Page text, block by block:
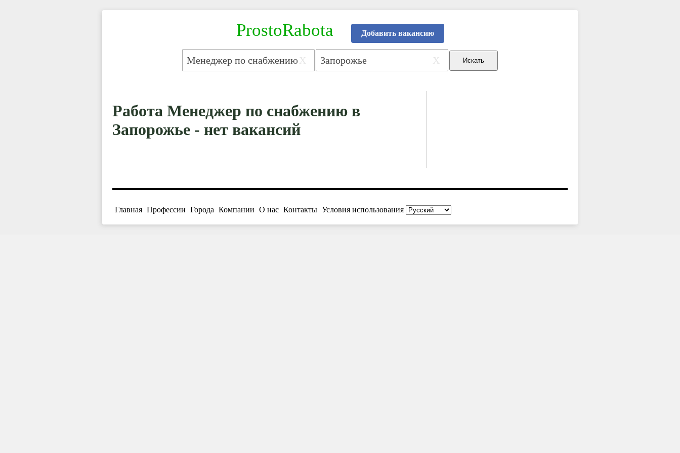
ProstoRabota Добавить вакансию
X X
Работа Менеджер по снабжению в
Запорожье - нет вакансий
Главная Профессии Города Компании О нас Контакты Условия использования